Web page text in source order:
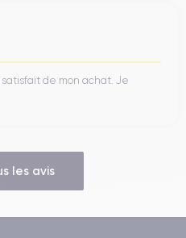
de mon achat. Je
les avis